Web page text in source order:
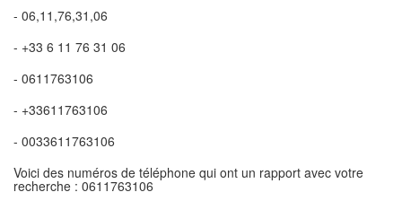
- 06,11,76,31,06
- +33 6 11 76 31 06
- 0611763106
- +33611763106
- 0033611763106
Voici des numéros de téléphone qui ont un rapport avec votre
recherche : 0611763106